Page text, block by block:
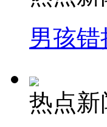
司机酒驾遇交警
男孩
热点新